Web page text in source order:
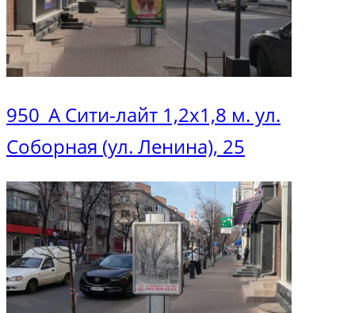
950_А Сити-лайт 1,2х1,8 м. ул.
Соборная (ул. Ленина), 25